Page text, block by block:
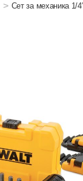
> Сет за механика 1/